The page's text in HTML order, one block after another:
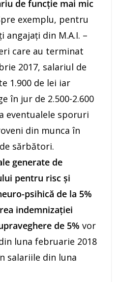
de funcție mai mic
exemplu, pentru
angajați din M.A.I. –
care au terminat
2017, salariul de
1.900 de lei iar
în jur de 2.500-2.600
eventualele sporuri
din munca în
sărbători.
generate de
pentru risc şi
psihică de la 5%
indemnizaţiei
de 5% vor
luna februarie 2018
salariile din luna